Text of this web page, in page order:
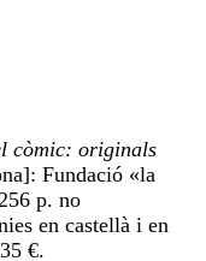
còmic: originals
Fundació «la
p. no
en castellà i en
€.